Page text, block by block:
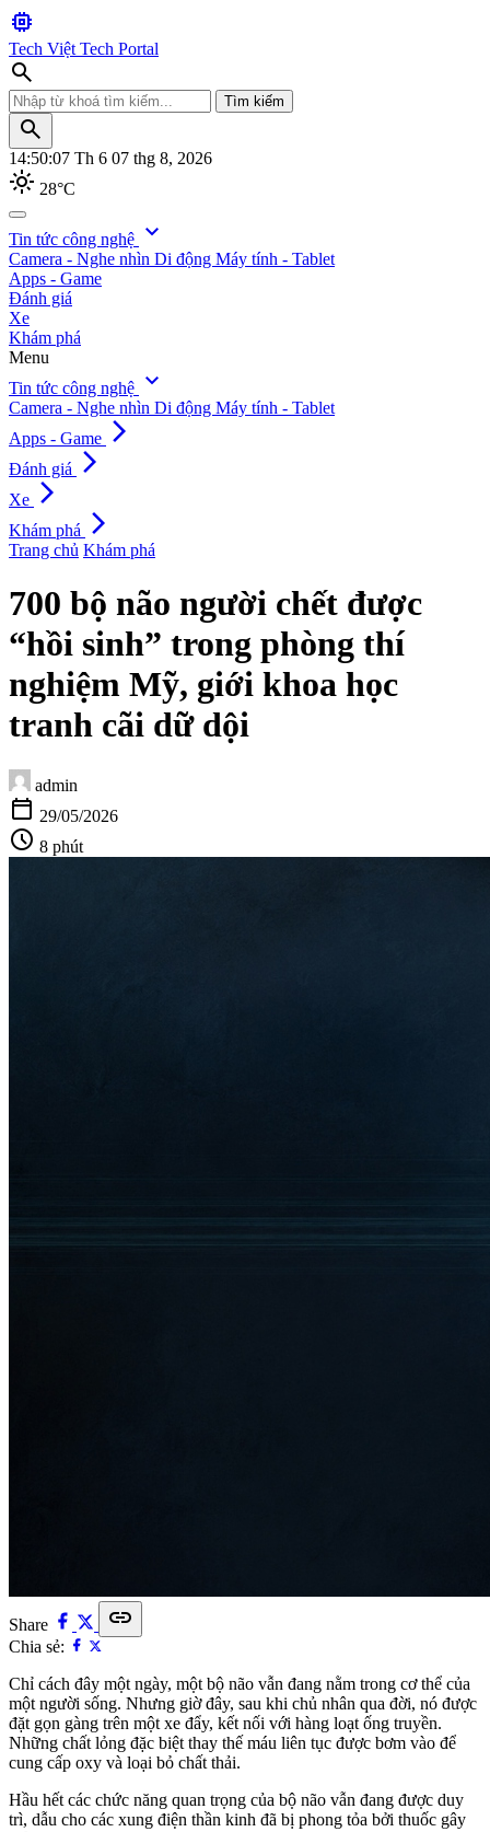
memory
Tech Việt Tech Portal
search
Tìm kiếm
search
14:50:09 Th 6 07 thg 8, 2026
light_mode 28°C
search
Tìm kiếm
Tin tức công nghệ expand_more
Camera - Nghe nhìn Di động Máy tính - Tablet
Apps - Game
Đánh giá
Xe
Khám phá
Menu
Tin tức công nghệ expand_more
Camera - Nghe nhìn Di động Máy tính - Tablet
Apps - Game arrow_forward_ios
Đánh giá arrow_forward_ios
Xe arrow_forward_ios
Khám phá arrow_forward_ios
Trang chủ Khám phá
700 bộ não người chết được
“hồi sinh” trong phòng thí
nghiệm Mỹ, giới khoa học
tranh cãi dữ dội
admin
calendar_today 29/05/2026
schedule 8 phút
Share link
Chia sẻ:
Chỉ cách đây một ngày, một bộ não vẫn đang nằm trong cơ thể của
một người sống. Nhưng giờ đây, sau khi chủ nhân qua đời, nó được
đặt gọn gàng trên một xe đẩy, kết nối với hàng loạt ống truyền.
Những chất lỏng đặc biệt thay thế máu liên tục được bơm vào để
cung cấp oxy và loại bỏ chất thải.
Hầu hết các chức năng quan trọng của bộ não vẫn đang được duy
trì, dẫu cho các xung điện thần kinh đã bị phong tỏa bởi thuốc gây